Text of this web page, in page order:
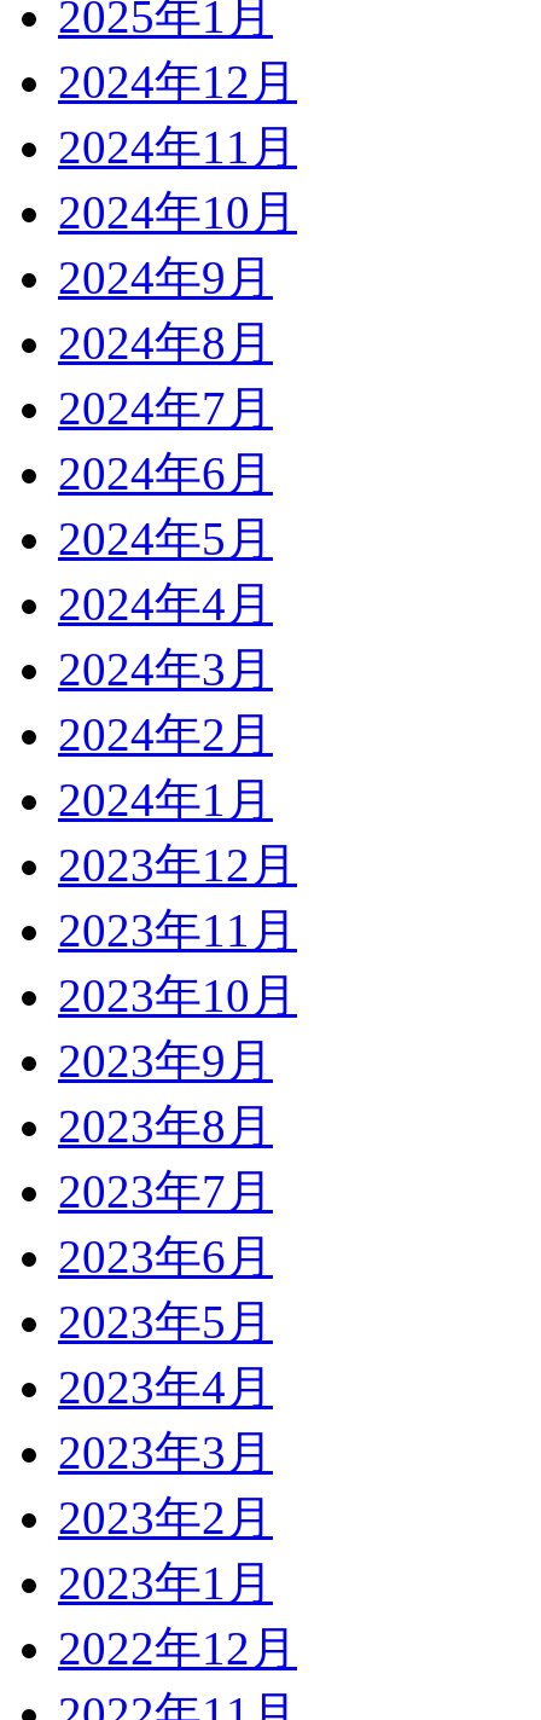
2025年1月
2024年12月
2024年11月
2024年10月
2024年9月
2024年8月
2024年7月
2024年6月
2024年5月
2024年4月
2024年3月
2024年2月
2024年1月
2023年12月
2023年11月
2023年10月
2023年9月
2023年8月
2023年7月
2023年6月
2023年5月
2023年4月
2023年3月
2023年2月
2023年1月
2022年12月